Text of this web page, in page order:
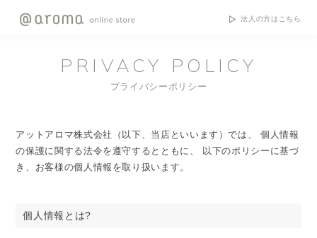
法人の方はこちら
PRIVACY POLICY
プライバシーポリシー
アットアロマ株式会社（以下、当店といいます）では、 個人情報
の保護に関する法令を遵守するとともに、 以下のポリシーに基づ
き、お客様の個人情報を取り扱います。
個人情報とは?